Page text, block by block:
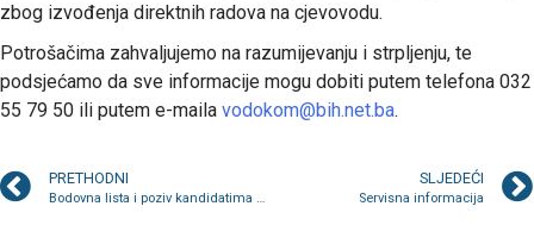
zbog izvođenja direktnih radova na cjevovodu.
Potrošačima zahvaljujemo na razumijevanju i strpljenju, te
podsjećamo da sve informacije mogu dobiti putem telefona 032
55 79 50 ili putem e-maila vodokom@bih.net.ba.
PRETHODNI
Bodovna lista i poziv kandidatima da pristupe intervjuu
SLJEDEĆI
Servisna informacija